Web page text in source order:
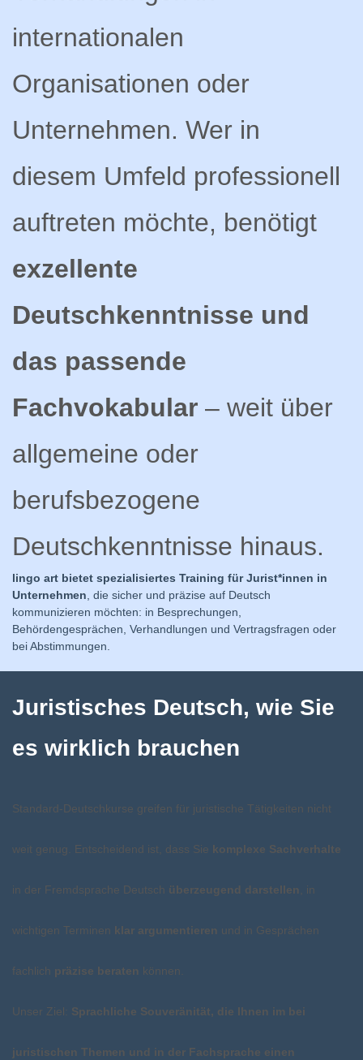
internationalen
Organisationen oder
Unternehmen. Wer in
diesem Umfeld professionell
auftreten möchte, benötigt
exzellente
Deutschkenntnisse und
das passende
Fachvokabular – weit über
allgemeine oder
berufsbezogene
Deutschkenntnisse hinaus.
lingo art bietet spezialisiertes Training für Jurist*innen in
Unternehmen , die sicher und präzise auf Deutsch
kommunizieren möchten: in Besprechungen,
Behördengesprächen, Verhandlungen und Vertragsfragen oder
bei Abstimmungen.
Juristisches Deutsch, wie Sie
es wirklich brauchen
Standard-Deutschkurse greifen für juristische Tätigkeiten nicht
weit genug. Entscheidend ist, dass Sie komplexe Sachverhalte
in der Fremdsprache Deutsch überzeugend darstellen , in
wichtigen Terminen klar argumentieren und in Gesprächen
fachlich präzise beraten können.
Unser Ziel: Sprachliche Souveränität, die Ihnen im bei
juristischen Themen und in der Fachsprache einen